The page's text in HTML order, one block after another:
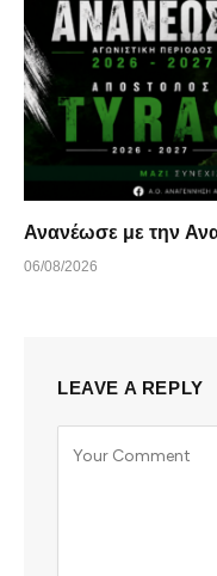
Ανανέωσε με την
06/08/2026
LEAVE A REPLY